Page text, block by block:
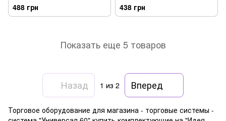
488 грн 438 грн
Показать еще 5 товаров
Назад 1 из 2 Вперед
Торговое оборудование для магазина - торговые системы -